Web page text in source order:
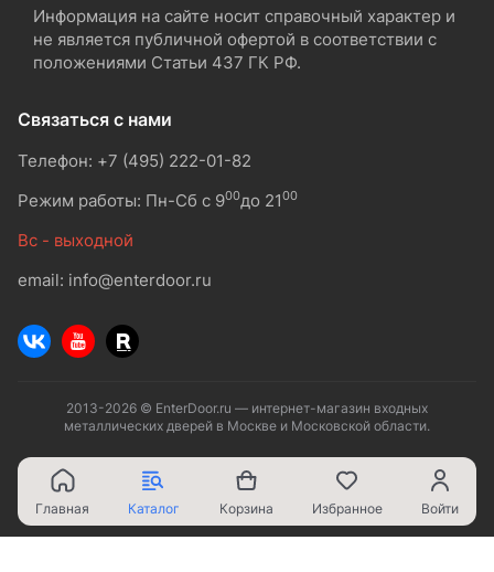
Информация на сайте носит справочный характер и
не является публичной офертой в соответствии с
положениями Статьи 437 ГК РФ.
Связаться с нами
Телефон: +7 (495) 222-01-82
Режим работы: Пн-Сб с 900до 2100
Вс - выходной
email: info@enterdoor.ru
2013-2026 © EnterDoor.ru — интернет-магазин входных
металлических дверей в Москве и Московской области.
Главная Каталог Корзина Избранное Войти